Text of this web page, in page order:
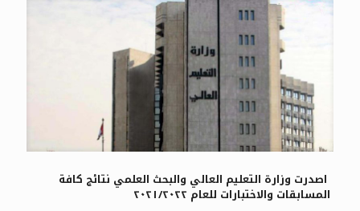
اصدرت وزارة التعليم العالي والبحث العلمي نتائج كافة
المسابقات والاختبارات للعام ٢٠٢١/٢٠٢٢